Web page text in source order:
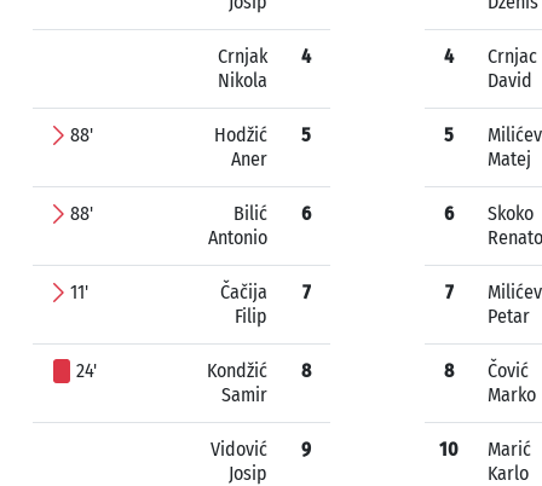
Crnjak
Nikola
4
88'
Hodžić
Aner
5
88'
Bilić
Antonio
6
11'
Čačija
Filip
7
24'
Kondžić
Samir
8
Vidović
Josip
9
4
Crnjac
David
5
Matej
6
Skoko
Renato
7
Petar
8
Čović
Marko
10
Marić
Karlo